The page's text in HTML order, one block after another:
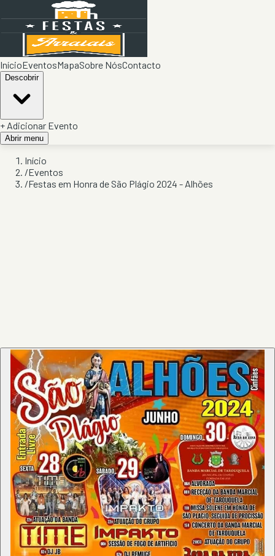
InícioEventosMapaSobre NósContacto
Descobrir
+ Adicionar Evento
Abrir menu
Início
/Eventos
/Festas em Honra de São Plágio 2024 - Alhões